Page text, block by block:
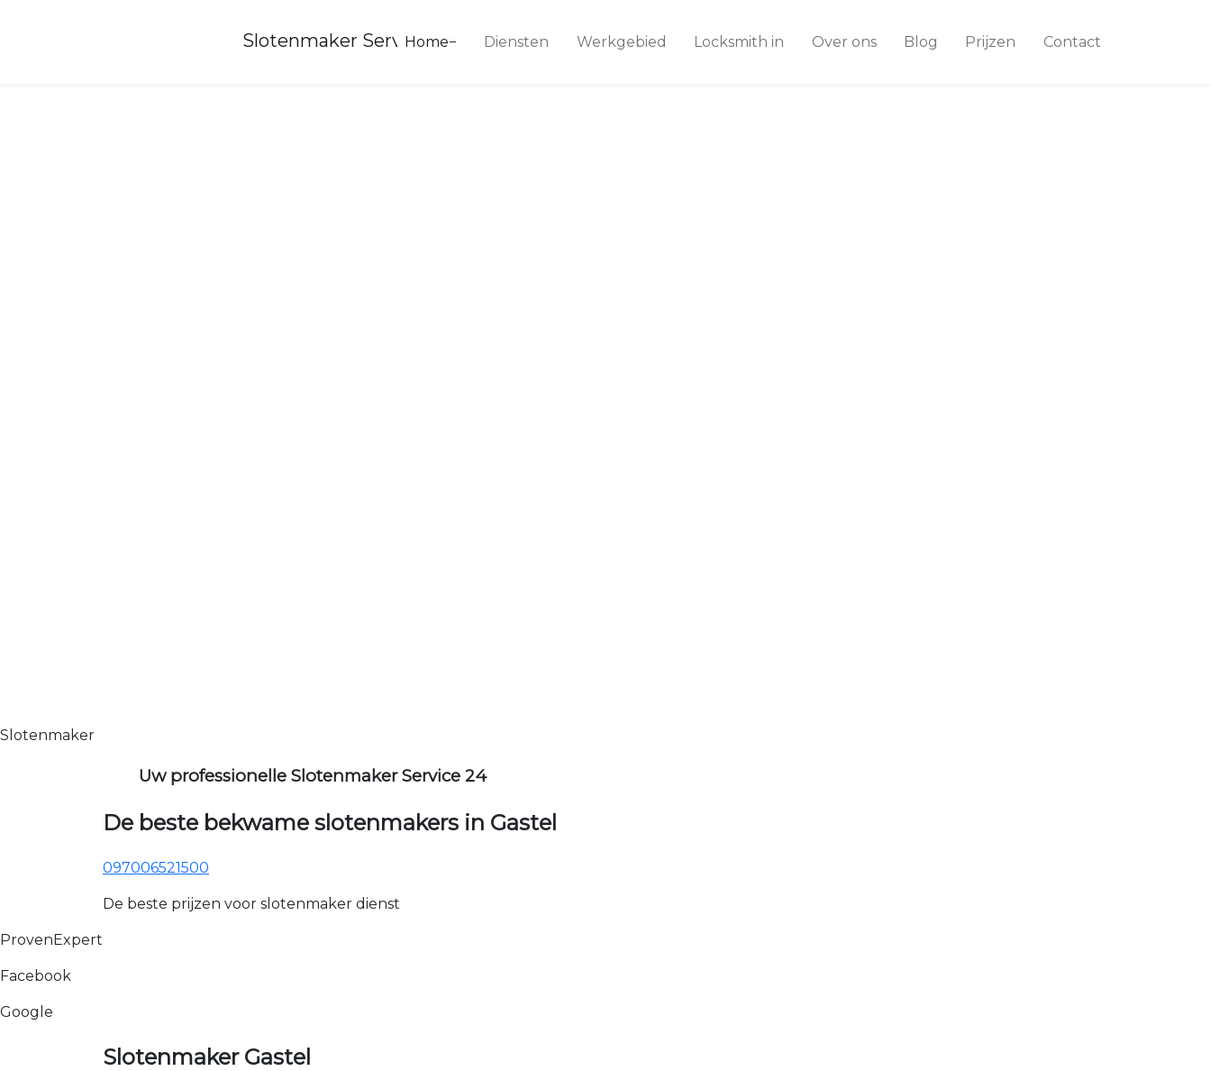
Slotenmaker Service 24
Home Diensten Werkgebied Locksmith in Over ons Blog Prijzen Contact
Slotenmaker
Uw professionelle Slotenmaker Service 24
De beste bekwame slotenmakers in Gastel
097006521500
De beste prijzen voor slotenmaker dienst
ProvenExpert
Facebook
Google
Slotenmaker Gastel